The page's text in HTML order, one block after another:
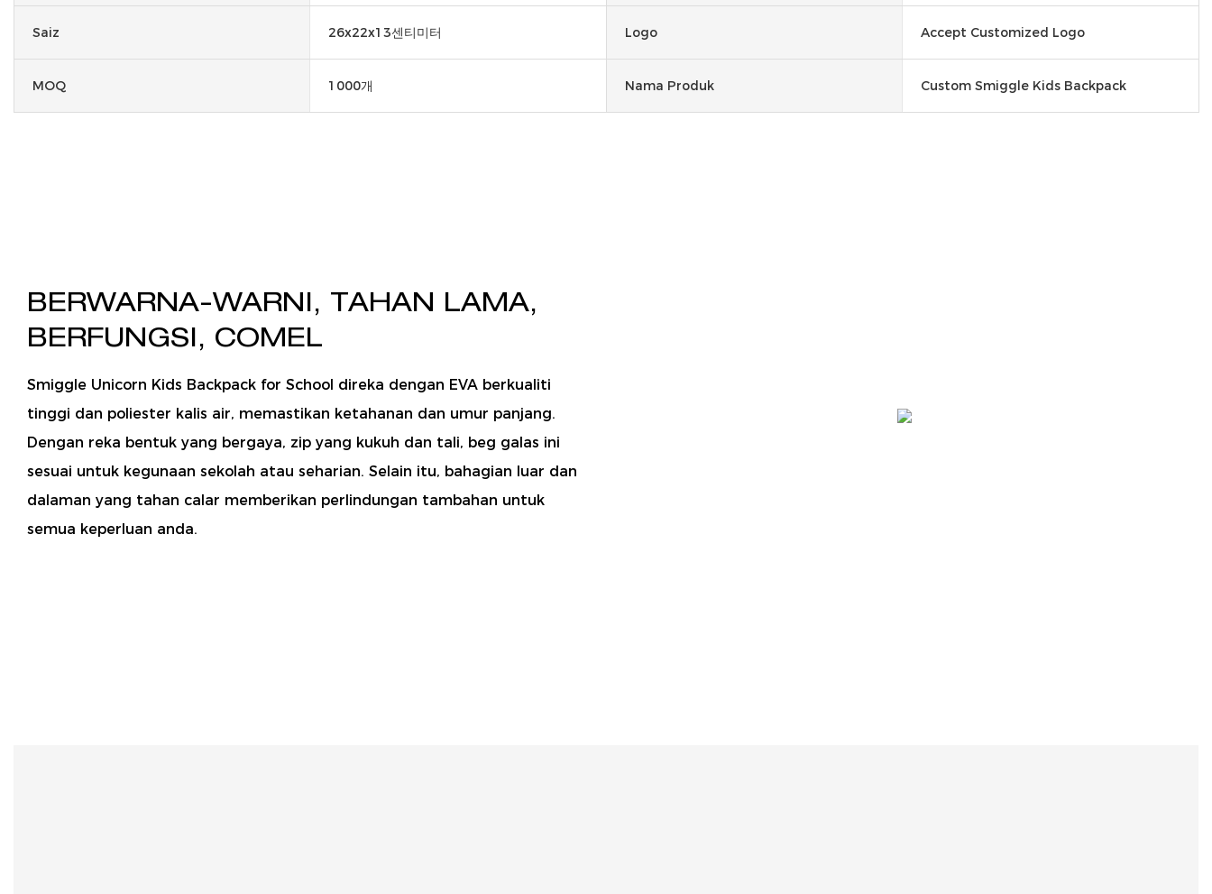
Saiz 26x22x13센티미터 Logo Accept Customized Logo
MOQ 1000개 Nama Produk Custom Smiggle Kids Backpack
BERWARNA-WARNI, TAHAN LAMA,
BERFUNGSI, COMEL
Smiggle Unicorn Kids Backpack for School direka dengan EVA berkualiti
tinggi dan poliester kalis air, memastikan ketahanan dan umur panjang.
Dengan reka bentuk yang bergaya, zip yang kukuh dan tali, beg galas ini
sesuai untuk kegunaan sekolah atau seharian. Selain itu, bahagian luar dan
dalaman yang tahan calar memberikan perlindungan tambahan untuk
semua keperluan anda.